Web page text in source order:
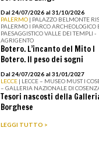
Dal 24/07/2026 al 31/10/2026
PALERMO | PALAZZO BELMONTE
PALERMO I PARCO ARCHEOLOGICO
PAESAGGISTICO VALLE DEI TEMPLI -
AGRIGENTO
Botero. L’incanto del Mito I
Botero. Il peso dei sogni
Dal 24/07/2026 al 31/01/2027
LECCE | LECCE – MUSEO MUST I
– GALLERIA NAZIONALE DI
Tesori nascosti della
Borghese
LEGGI TUTTO >